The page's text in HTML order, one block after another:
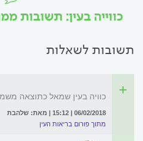
כווייה בעין: תשובות
תשובות לשאלות
כוויה בעין שמאל כתוצאה
06/02/2018 | 15:12 | מאת: שלהבת
מתוך פורום בריאות העין